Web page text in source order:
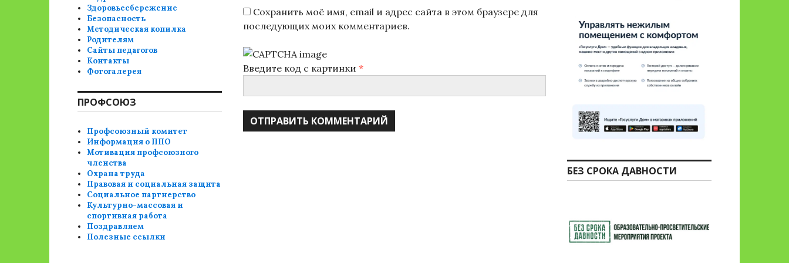
Сохранить моё имя, email и адрес сайта в этом браузере для
последующих моих комментариев.
Введите код с картинки *
Здоровьесбережение
Безопасность
Методическая копилка
Родителям
Сайты педагогов
Контакты
Фотогалерея
ПРОФСОЮЗ
Профсоюзный комитет
Информация о ППО
Мотивация профсоюзного
членства
Охрана труда
Правовая и социальная защита
Социальное партнерство
Культурно-массовая и
спортивная работа
Поздравляем
Полезные ссылки
БЕЗ СРОКА ДАВНОСТИ